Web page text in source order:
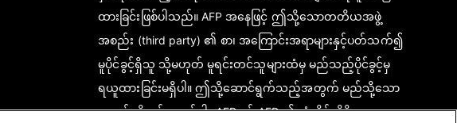
ထားခြင်းဖြစ်ပါသည်။ AFP အနေဖြင့် ဤသို့သောတတိယအဖွဲ့
အစည်း (third party) ၏ စာ၊ အကြောင်းအရာများနှင့်ပတ်သက်၍
မူပိုင်ခွင့်ရှိသူ သို့မဟုတ် မူရင်းတင်သူများထံမှ မည်သည့်ပိုင်ခွင့်မှ
ရယူထားခြင်းမရှိပါ။ ဤသို့ဆောင်ရွက်သည့်အတွက် မည်သို့သော
တာဝန်မှရှိမည်မဟုတ်ပါ။ AFP နှင့် AFP ၏ တံဆိပ်လိုဂိုမှာ